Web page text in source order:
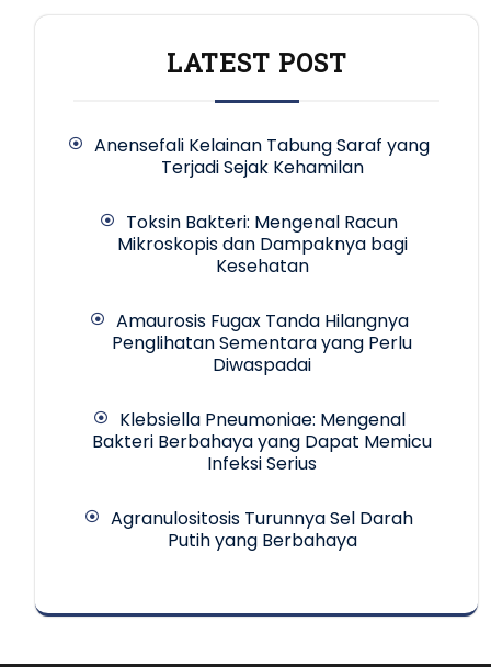
LATEST POST
Anensefali Kelainan Tabung Saraf yang
Terjadi Sejak Kehamilan
Toksin Bakteri: Mengenal Racun
Mikroskopis dan Dampaknya bagi
Kesehatan
Amaurosis Fugax Tanda Hilangnya
Penglihatan Sementara yang Perlu
Diwaspadai
Klebsiella Pneumoniae: Mengenal
Bakteri Berbahaya yang Dapat Memicu
Infeksi Serius
Agranulositosis Turunnya Sel Darah
Putih yang Berbahaya